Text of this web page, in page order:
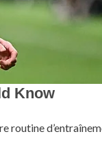
routine